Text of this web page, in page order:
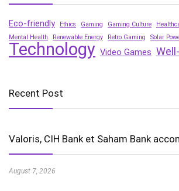
Eco-friendly Ethics Gaming Gaming Culture
Mental Health
Renewable Energy Retro Gaming Solar
Technology Video Games
Recent Post
Valoris, CIH Bank et Saham Bank
August 7, 2026